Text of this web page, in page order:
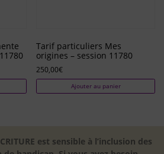
Tarif particuliers Mes
origines – session 11780
250,00€
Ajouter au panier
est sensible à l’inclusion des